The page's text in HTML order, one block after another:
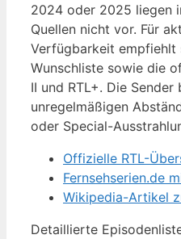
2024 oder 2025 liegen
Quellen nicht vor. Für
Verfügbarkeit empfiehlt
Wunschliste sowie die
II und RTL+. Die Sender
unregelmäßigen
oder Special-
Offizielle RTL-
Fernsehserien.de
Wikipedia-Artikel
Detaillierte